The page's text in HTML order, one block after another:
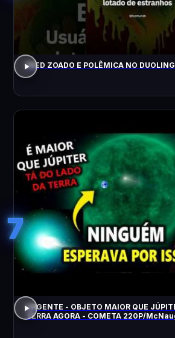
FEED ZOADO E POLÊMICA NO
7
URGENTE - OBJETO MAIOR QUE
TERRA AGORA - COMETA 220P/